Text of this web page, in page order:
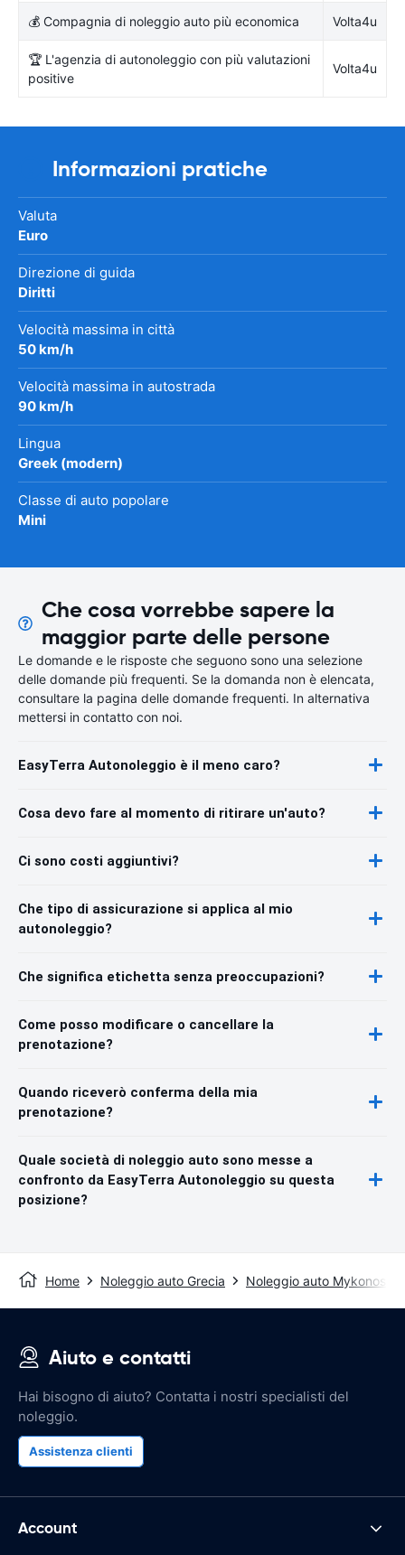
💰 Compagnia di noleggio auto più economica Volta4u
🏆 L'agenzia di autonoleggio con più valutazioni
positive
Volta4u
Informazioni pratiche
Valuta
Euro
Direzione di guida
Diritti
Velocità massima in città
50 km/h
Velocità massima in autostrada
90 km/h
Lingua
Greek (modern)
Classe di auto popolare
Mini
Che cosa vorrebbe sapere la
maggior parte delle persone
Le domande e le risposte che seguono sono una selezione
delle domande più frequenti. Se la domanda non è elencata,
consultare la pagina delle domande frequenti. In alternativa
mettersi in contatto con noi.
EasyTerra Autonoleggio è il meno caro?
Cosa devo fare al momento di ritirare un'auto?
Ci sono costi aggiuntivi?
Che tipo di assicurazione si applica al mio
autonoleggio?
Che significa etichetta senza preoccupazioni?
Come posso modificare o cancellare la
prenotazione?
Quando riceverò conferma della mia
prenotazione?
Quale società di noleggio auto sono messe a
confronto da EasyTerra Autonoleggio su questa
posizione?
Home Noleggio auto Grecia Noleggio auto Mykonos
Aiuto e contatti
Hai bisogno di aiuto? Contatta i nostri specialisti del
noleggio.
Assistenza clienti
Account